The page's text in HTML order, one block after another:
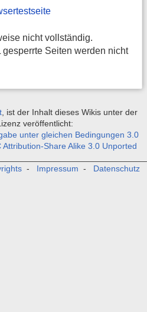
nicht vollständig.
Seiten werden nicht
, ist der Inhalt dieses Wikis unter der
veröffentlicht:
unter gleichen Bedingungen 3.0
Attribution-Share Alike 3.0 Unported
- Impressum - Datenschutz